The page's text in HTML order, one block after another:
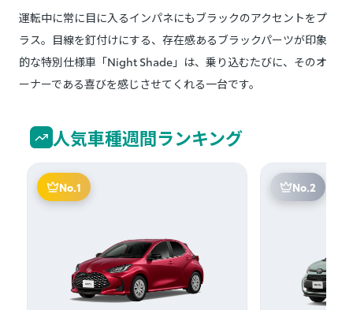
運転中に常に目に入るインパネにもブラックのアクセントをプ
ラス。目線を釘付けにする、存在感あるブラックパーツが印象
的な特別仕様車「Night Shade」は、乗り込むたびに、そのオ
ーナーである喜びを感じさせてくれる一台です。